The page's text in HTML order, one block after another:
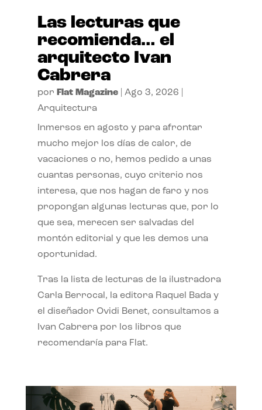
Las lecturas que
recomienda… el
arquitecto Ivan
Cabrera
por Flat Magazine| Ago 3, 2026
Arquitectura
Inmersos en agosto y para afrontar
mucho mejor los días de calor, de
vacaciones o no, hemos pedido a unas
cuantas personas, cuyo criterio nos
interesa, que nos hagan de faro y nos
propongan algunas lecturas que, por lo
que sea, merecen ser salvadas del
montón editorial y que les demos una
oportunidad.
Tras la lista de lecturas de la ilustradora
Carla Berrocal, la editora Raquel Bada y
el diseñador Ovidi Benet, consultamos a
Ivan Cabrera por los libros que
recomendaría para Flat.